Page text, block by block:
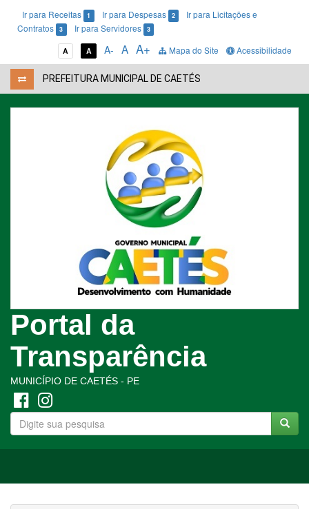
Ir para Receitas 1 Ir para Despesas 2
Ir para Licitações e
Contratos
3 Ir para Servidores 3
A A A- A A+ Mapa do Site Acessibilidade
PREFEITURA MUNICIPAL DE CAETÉS
Portal da
Transparência
MUNICÍPIO DE CAETÉS - PE
navigation